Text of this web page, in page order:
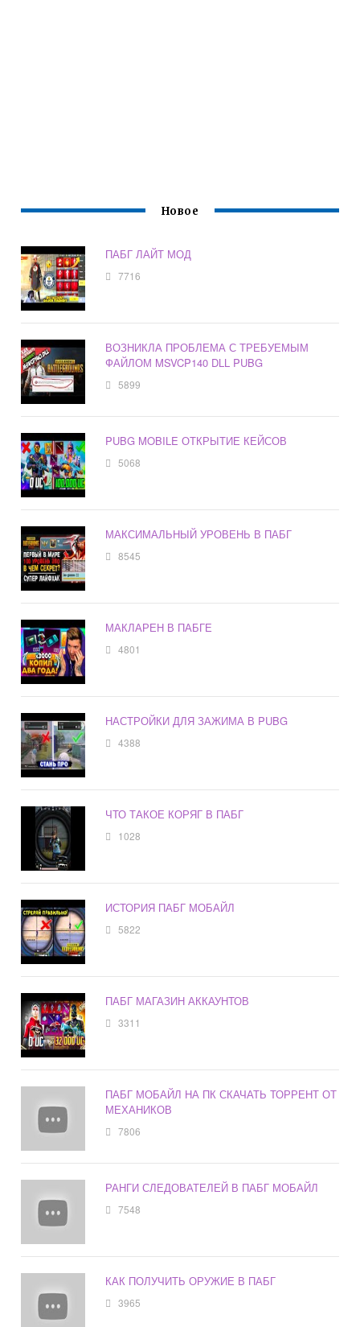
Новое
ПАБГ ЛАЙТ МОД
7716
ВОЗНИКЛА ПРОБЛЕМА С ТРЕБУЕМЫМ
ФАЙЛОМ MSVCP140 DLL PUBG
5899
PUBG MOBILE ОТКРЫТИЕ КЕЙСОВ
5068
МАКСИМАЛЬНЫЙ УРОВЕНЬ В ПАБГ
8545
МАКЛАРЕН В ПАБГЕ
4801
НАСТРОЙКИ ДЛЯ ЗАЖИМА В PUBG
4388
ЧТО ТАКОЕ КОРЯГ В ПАБГ
1028
ИСТОРИЯ ПАБГ МОБАЙЛ
5822
ПАБГ МАГАЗИН АККАУНТОВ
3311
ПАБГ МОБАЙЛ НА ПК СКАЧАТЬ ТОРРЕНТ ОТ
МЕХАНИКОВ
7806
РАНГИ СЛЕДОВАТЕЛЕЙ В ПАБГ МОБАЙЛ
7548
КАК ПОЛУЧИТЬ ОРУЖИЕ В ПАБГ
3965